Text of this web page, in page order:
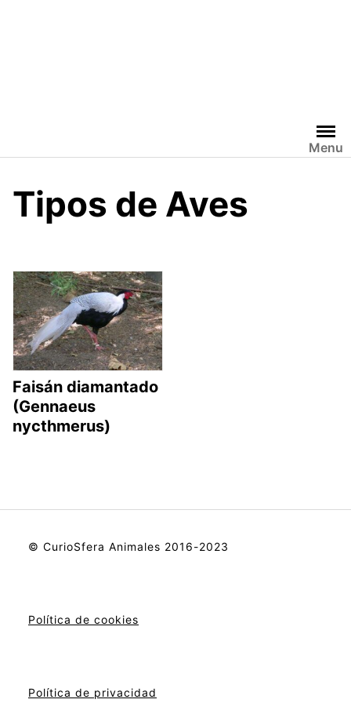
Menu
Tipos de Aves
Faisán diamantado
(Gennaeus
nycthmerus)
© CurioSfera Animales 2016-2023
Política de cookies
Política de privacidad